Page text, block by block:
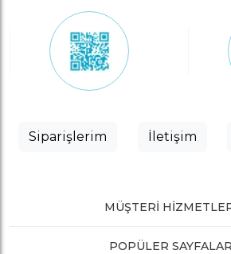
Siparişlerim İletişim
MÜŞTERI
POPÜLER SAYFALAR